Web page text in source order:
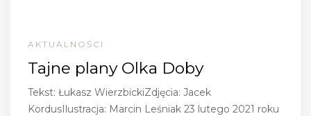
AKTUALNOŚCI
Tajne plany Olka Doby
Tekst: Łukasz WierzbickiZdjęcia: Jacek
KordusIlustracja: Marcin Leśniak 23 lutego 2021 roku